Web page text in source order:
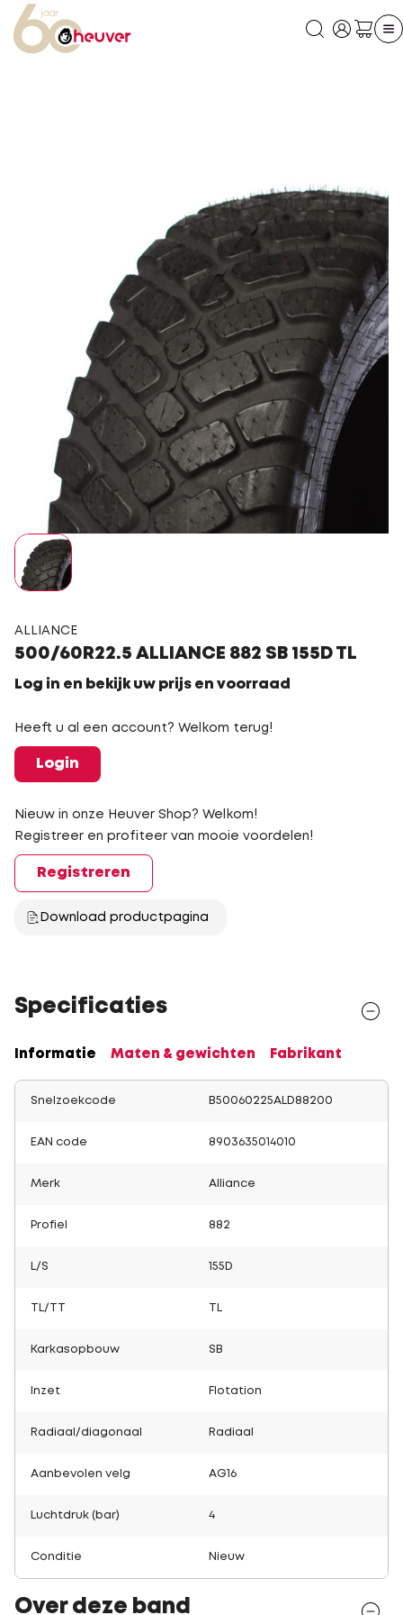
ALLIANCE
500/60R22.5 ALLIANCE 882 SB 155D TL
Log in en bekijk uw prijs en voorraad
Heeft u al een account? Welkom terug!
Login
Nieuw in onze Heuver Shop? Welkom!
Registreer en profiteer van mooie voordelen!
Registreren
Download productpagina
Specificaties
Informatie Maten & gewichten Fabrikant
Snelzoekcode B50060225ALD88200
EAN code 8903635014010
Merk Alliance
Profiel 882
L/S 155D
TL/TT
Karkasopbouw SB
Inzet Flotation
Radiaal/diagonaal Radiaal
Aanbevolen velg AG16
Luchtdruk (bar) 4
Conditie Nieuw
Over deze band